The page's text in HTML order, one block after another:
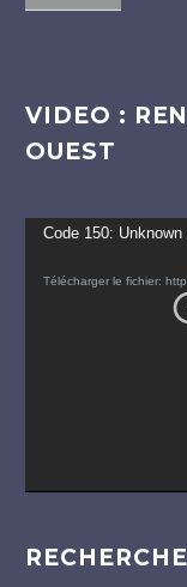
VIDEO :
OUEST
Lecteur
Code 150: Unknown
Télécharger le fichier: